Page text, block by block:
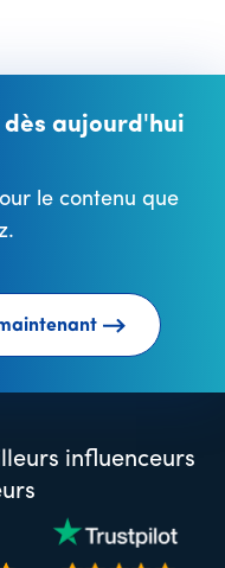
aujourd'hui
le contenu que
influenceurs